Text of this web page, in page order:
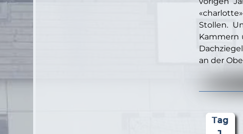
Stollen.
Kammern
an der